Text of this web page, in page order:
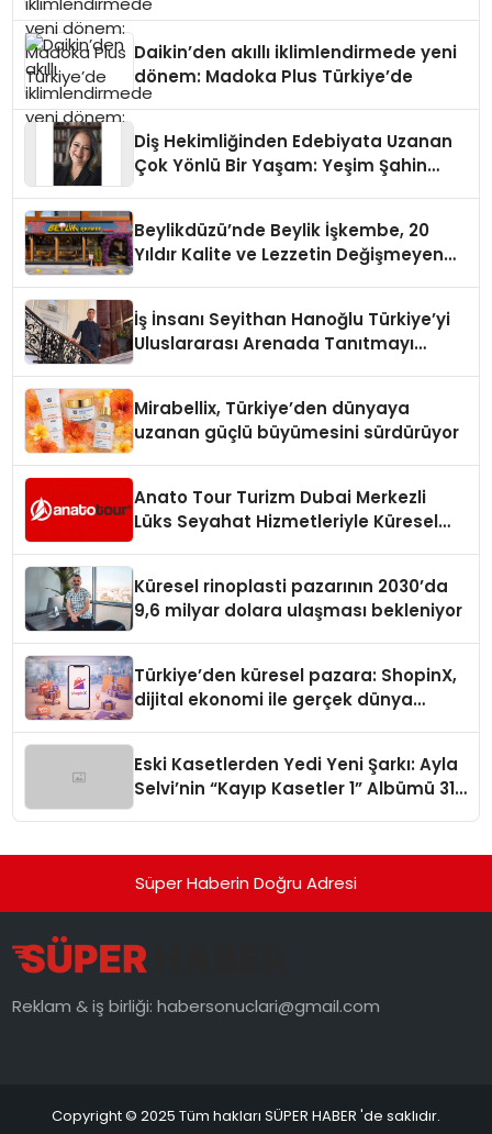
Daikin’den akıllı iklimlendirmede yeni
dönem: Madoka Plus Türkiye’de
Diş Hekimliğinden Edebiyata Uzanan
Çok Yönlü Bir Yaşam: Yeşim Şahin
Beylikdüzü’nde Beylik İşkembe, 20
Yıldır Kalite ve Lezzetin Değişmeyen
İş İnsanı Seyithan Hanoğlu Türkiye’yi
Uluslararası Arenada Tanıtmayı
Mirabellix, Türkiye’den dünyaya
uzanan güçlü büyümesini sürdürüyor
Anato Tour Turizm Dubai Merkezli
Lüks Seyahat Hizmetleriyle Küresel
Küresel rinoplasti pazarının 2030’da
9,6 milyar dolara ulaşması bekleniyor
Türkiye’den küresel pazara: ShopinX,
dijital ekonomi ile gerçek dünya
Eski Kasetlerden Yedi Yeni Şarkı: Ayla
Selvi’nin “Kayıp Kasetler 1” Albümü 31
Süper Haberin Doğru Adresi
Reklam & iş birliği:habersonuclari@gmail.com
Copyright © 2025 Tüm hakları SÜPER HABER 'de saklıdır.